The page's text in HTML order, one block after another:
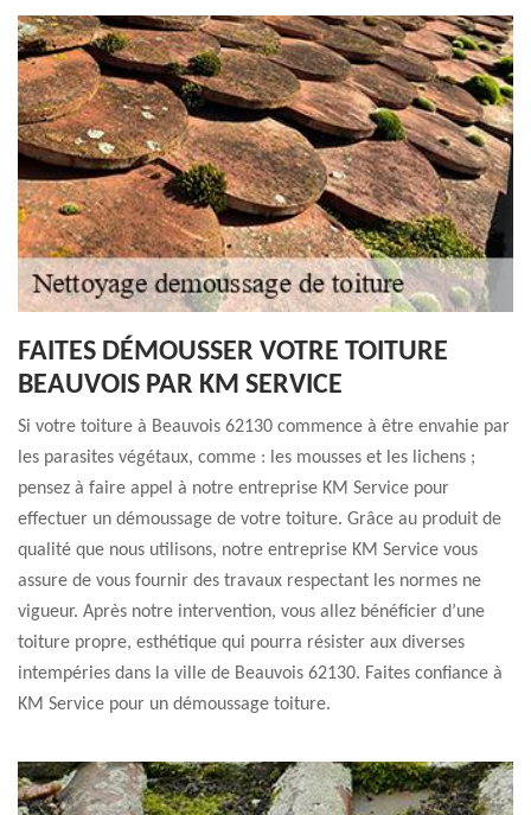
FAITES DÉMOUSSER VOTRE TOITURE
BEAUVOIS PAR KM SERVICE
Si votre toiture à Beauvois 62130 commence à être envahie par
les parasites végétaux, comme : les mousses et les lichens ;
pensez à faire appel à notre entreprise KM Service pour
effectuer un démoussage de votre toiture. Grâce au produit de
qualité que nous utilisons, notre entreprise KM Service vous
assure de vous fournir des travaux respectant les normes ne
vigueur. Après notre intervention, vous allez bénéficier d’une
toiture propre, esthétique qui pourra résister aux diverses
intempéries dans la ville de Beauvois 62130. Faites confiance à
KM Service pour un démoussage toiture.